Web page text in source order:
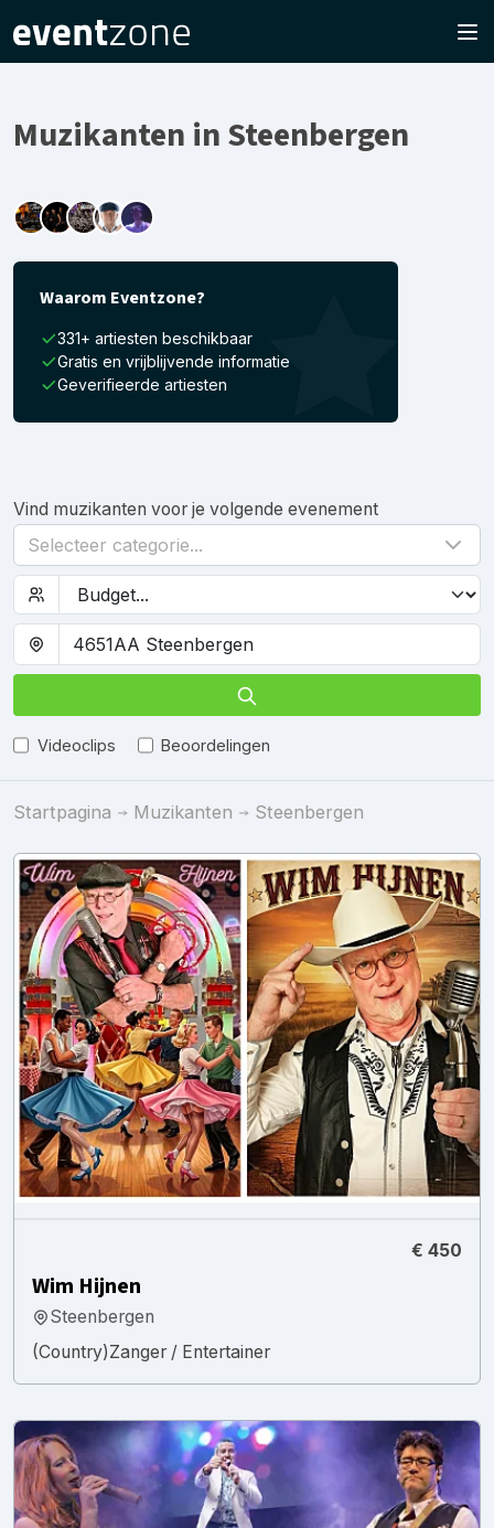
Muzikanten in Steenbergen
Waarom Eventzone?
331+ artiesten beschikbaar
Gratis en vrijblijvende informatie
Geverifieerde artiesten
Vind muzikanten voor je volgende evenement
Selecteer categorie...
Videoclips Beoordelingen
Startpagina Muzikanten Steenbergen
€ 450
Wim Hijnen
Steenbergen
(Country)Zanger / Entertainer